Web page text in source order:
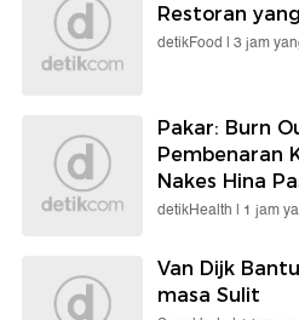
Restoran
detikFood | 3 jam
Pakar: Burn
Pembenaran
Nakes Hina
detikHealth | 1 jam
Van Dijk
masa Sulit